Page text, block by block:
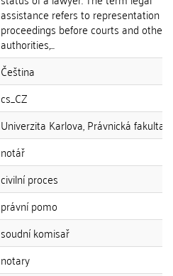
assistance refers to representation
proceedings before courts and other
authorities,...
Čeština
cs_CZ
Univerzita Karlova, Právnická fakulta
notář
civilní proces
právní pomo
soudní komisař
notary